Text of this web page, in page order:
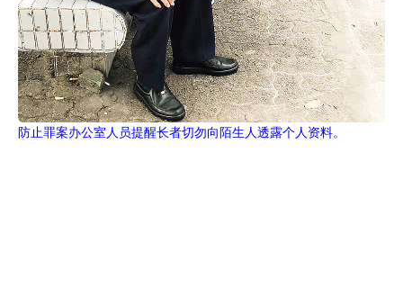
防止罪案办公室人员提醒长者切勿向陌生人透露个人资料。